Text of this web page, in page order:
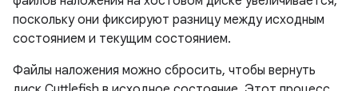
поскольку они фиксируют разницу между исходным
состоянием и текущим состоянием.
Файлы наложения можно сбросить, чтобы вернуть